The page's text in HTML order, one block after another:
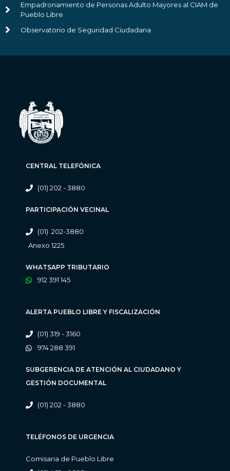
Empadronamiento de Personas Adulto Mayores al CIAM de
Pueblo Libre
Observatorio de Seguridad Ciudadana
CENTRAL TELEFÓNICA
(01) 202 - 3880
PARTICIPACIÓN VECINAL
(01) 202-3880
Anexo 1225
WHATSAPP TRIBUTARIO
912 391 145
ALERTA PUEBLO LIBRE Y FISCALIZACIÓN
(01) 319 - 3160
974 288 391
SUBGERENCIA DE ATENCIÓN AL CIUDADANO Y
GESTIÓN DOCUMENTAL
(01) 202 - 3880
TELÉFONOS DE URGENCIA
Comisaria de Pueblo Libre